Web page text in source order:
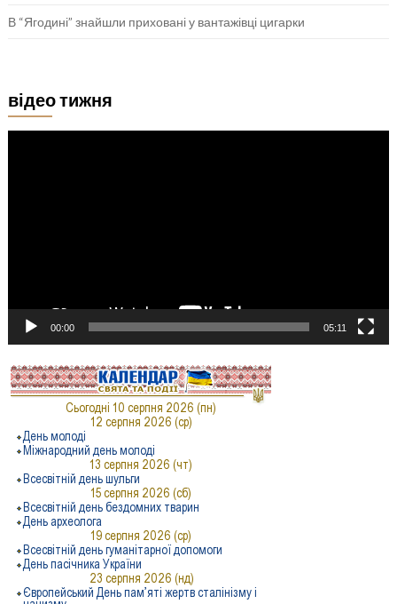
В “Ягодині” знайшли приховані у вантажівці цигарки
відео тижня
00:00 05:11